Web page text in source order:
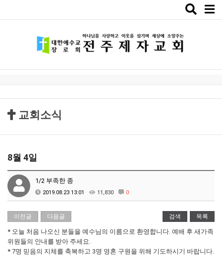
Toggle
교회소식
8월 4일
1/2 부족한 종
2019.08.23 13:01 11,830 0
이전글 다음글 검색 목록
* 오늘 처음 나오신 분들을 예수님의 이름으로 환영합니다. 예배 후 새가족
위원들의 안내를 받아 주세요.
* 7명 믿음의 지체를 축복하고 3명 영혼 구원을 위해 기도하시기 바랍니다.